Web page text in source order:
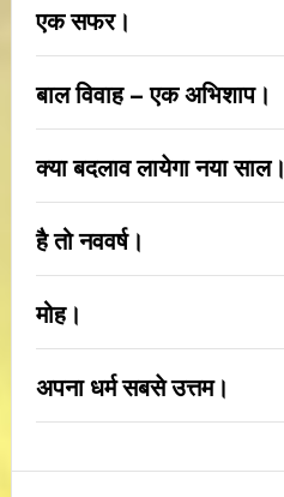
एक सफर।
बाल विवाह – एक अभिशाप।
क्या बदलाव लायेगा नया साल।
है तो नववर्ष।
मोह।
अपना धर्म सबसे उत्तम।